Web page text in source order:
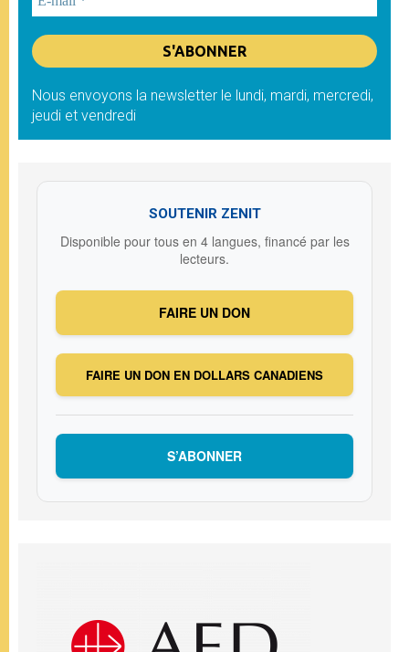
Nous envoyons la newsletter le lundi, mardi, mercredi,
jeudi et vendredi
SOUTENIR ZENIT
Disponible pour tous en 4 langues, financé par les
lecteurs.
FAIRE UN DON
FAIRE UN DON EN DOLLARS CANADIENS
S’ABONNER